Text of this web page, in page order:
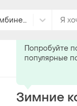
Зимние комбинезоны
Хендмейд
Зимние
Попробуйте
популярные